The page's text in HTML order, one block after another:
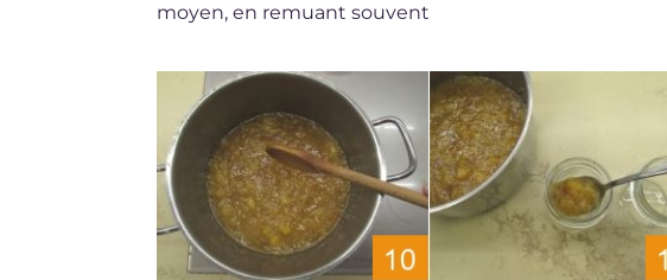
moyen, en remuant souvent